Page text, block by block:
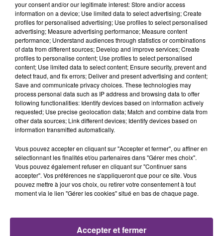
fermer ses portes.
TITRES DIFFUSÉS
14h50
14h50
JUNGELI & EMMA
Juste Un Peu
14h46
14h46
NICO AND VINZ
Am I Wrong
14h43
14h43 14h40
14h40
your consent and/or our legitimate interest: Store and/or access
information on a device; Use limited data to select advertising; Create
profiles for personalised advertising; Use profiles to select personalised
advertising; Measure advertising performance; Measure content
performance; Understand audiences through statistics or combinations
of data from different sources; Develop and improve services; Create
profiles to personalise content; Use profiles to select personalised
content; Use limited data to select content; Ensure security, prevent and
detect fraud, and fix errors; Deliver and present advertising and content;
Save and communicate privacy choices. These technologies may
process personal data such as IP address and browsing data to offer
following functionalities: Identify devices based on information actively
requested; Use precise geolocation data; Match and combine data from
other data sources; Link different devices; Identify devices based on
information transmitted automatically.
Vous pouvez accepter en cliquant sur "Accepter et fermer", ou affiner en
sélectionnant les finalités et/ou partenaires dans "Gérer mes choix".
Vous pouvez également refuser en cliquant sur "Continuer sans
accepter". Vos préférences ne s'appliqueront que pour ce site. Vous
pouvez mettre à jour vos choix, ou retirer votre consentement à tout
moment via le lien "Gérer les cookies" situé en bas de chaque page.
Accepter et fermer